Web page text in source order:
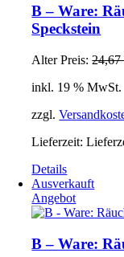
B – Ware:
Speckstein
Alter Preis: 24,67
inkl. 19 % MwSt.
zzgl.
Lieferzeit:
Details
Ausverkauft
Angebot
B – Ware: